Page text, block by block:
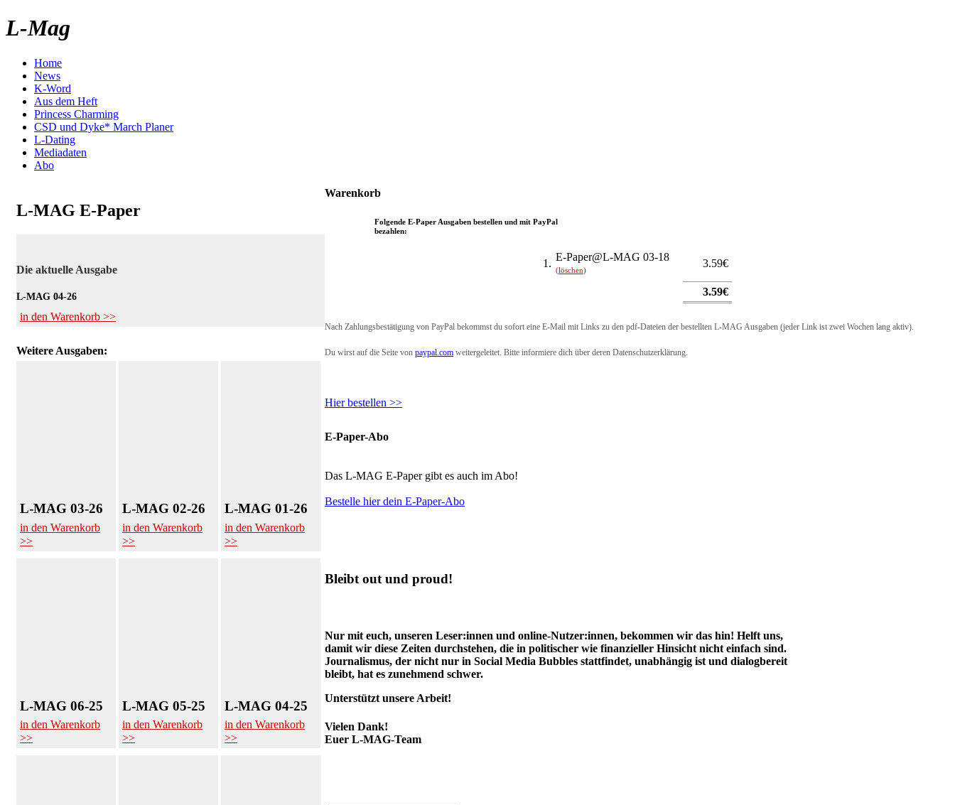
L-Mag
Home
News
K-Word
Aus dem Heft
Princess Charming
CSD und Dyke* March Planer
L-Dating
Mediadaten
Abo
L-MAG E-Paper
Die aktuelle Ausgabe
L-MAG 04-26
in den Warenkorb >>
Weitere Ausgaben:
L-MAG 03-26
in den Warenkorb
>>
L-MAG 02-26
in den Warenkorb
>>
L-MAG 01-26
in den Warenkorb
>>
L-MAG 06-25
in den Warenkorb
>>
L-MAG 05-25
in den Warenkorb
>>
L-MAG 04-25
in den Warenkorb
>>
Warenkorb
Folgende E-Paper Ausgaben bestellen und mit PayPal
bezahlen:
1.
E-Paper@L-MAG 03-18
(löschen)
3.59€
3.59€
Nach Zahlungsbestätigung von PayPal bekommst du sofort eine E-Mail mit Links zu den pdf-Dateien der bestellten L-MAG Ausgaben (jeder Link ist zwei Wochen lang aktiv).
Du wirst auf die Seite von paypal.com weitergeleitet. Bitte informiere dich über deren Datenschutzerklärung.
Hier bestellen >>
E-Paper-Abo
Das L-MAG E-Paper gibt es auch im Abo!
Bestelle hier dein E-Paper-Abo
Bleibt out und proud!
Nur mit euch, unseren Leser:innen und online-Nutzer:innen, bekommen wir das hin! Helft uns,
damit wir diese Zeiten durchstehen, die in politischer wie finanzieller Hinsicht nicht einfach sind.
Journalismus, der nicht nur in Social Media Bubbles stattfindet, unabhängig ist und dialogbereit
bleibt, hat es zunehmend schwer.
Unterstützt unsere Arbeit!
Vielen Dank!
Euer L-MAG-Team